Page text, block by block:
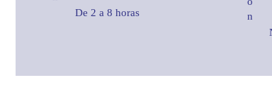
De 2 a 8 horas